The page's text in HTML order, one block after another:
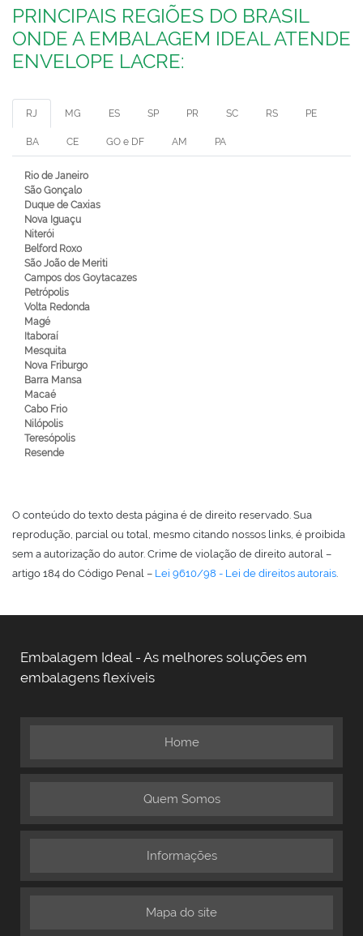
PRINCIPAIS REGIÕES DO BRASIL
ONDE A EMBALAGEM IDEAL ATENDE
ENVELOPE LACRE:
RJ MG ES SP PR SC RS PE
BA CE GO e DF AM PA
Rio de Janeiro
São Gonçalo
Duque de Caxias
Nova Iguaçu
Niterói
Belford Roxo
São João de Meriti
Campos dos Goytacazes
Petrópolis
Volta Redonda
Magé
Itaboraí
Mesquita
Nova Friburgo
Barra Mansa
Macaé
Cabo Frio
Nilópolis
Teresópolis
Resende
O conteúdo do texto desta página é de direito reservado. Sua
reprodução, parcial ou total, mesmo citando nossos links, é proibida
sem a autorização do autor. Crime de violação de direito autoral –
artigo 184 do Código Penal – Lei 9610/98 - Lei de direitos autorais.
Embalagem Ideal - As melhores soluções em
embalagens flexíveis
Home
Quem Somos
Informações
Mapa do site